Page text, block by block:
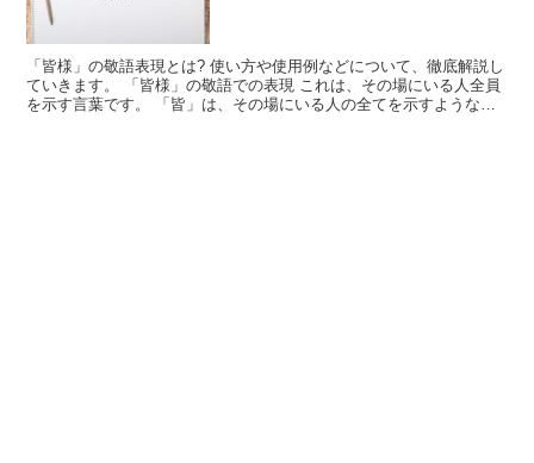
「皆様」の敬語表現とは? 使い方や使用例などについて、徹底解説し
ていきます。 「皆様」の敬語での表現 これは、その場にいる人全員
を示す言葉です。 「皆」は、その場にいる人の全てを示すような言